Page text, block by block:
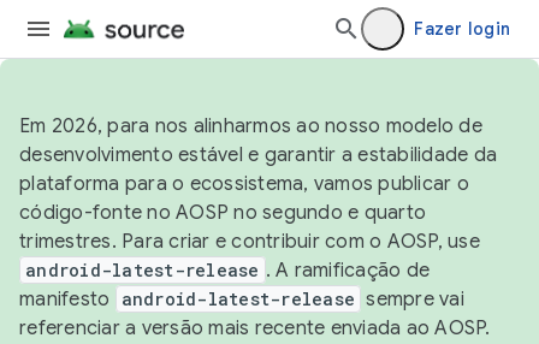
Fazer login
Em 2026, para nos alinharmos ao nosso modelo de
desenvolvimento estável e garantir a estabilidade da
plataforma para o ecossistema, vamos publicar o
código-fonte no AOSP no segundo e quarto
trimestres. Para criar e contribuir com o AOSP, use
android-latest-release . A ramificação de
manifesto
android-latest-release sempre vai
referenciar a versão mais recente enviada ao AOSP.